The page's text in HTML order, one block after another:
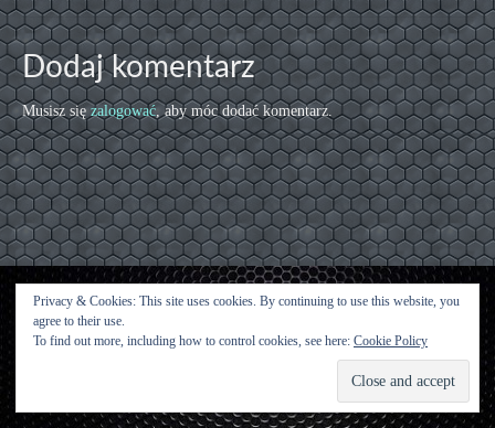
Dodaj komentarz
Musisz się zalogować, aby móc dodać komentarz.
Kontakt
Privacy & Cookies: This site uses cookies. By continuing to use this website, you
agree to their use.
To find out more, including how to control cookies, see here: Cookie Policy